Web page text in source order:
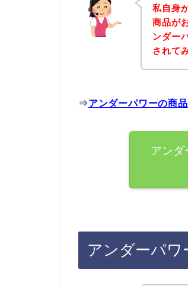
私自身
商品が
ンダー
されて
⇒アンダーパワーの商
アン
アンダーパワ